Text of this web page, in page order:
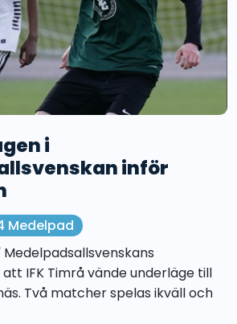
i
inför
Medelpad
IFK Timrå vände underläge till
Två matcher spelas ikväll och